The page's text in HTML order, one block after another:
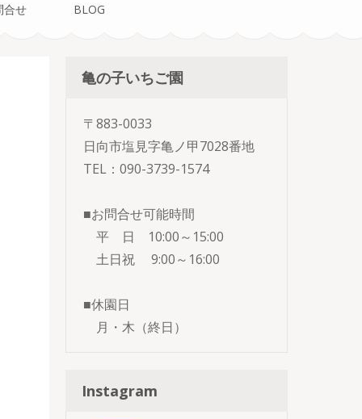
合せ BLOG
亀の子いちご園
〒883-0033
日向市塩見字亀ノ甲7028番地
TEL：090-3739-1574
■お問合せ可能時間
平 日 10:00～15:00
土日祝 9:00～16:00
■休園日
月・木（終日）
Instagram